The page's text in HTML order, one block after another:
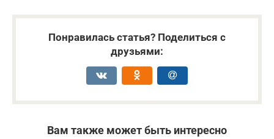
Понравилась статья? Поделиться с
друзьями:
Вам также может быть интересно